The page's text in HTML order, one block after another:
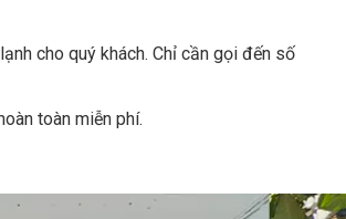
cho quý khách. Chỉ cần gọi đến số
toàn miễn phí.